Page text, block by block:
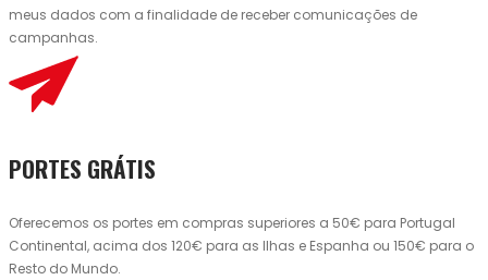
meus dados com a finalidade de receber comunicações de
campanhas.
PORTES GRÁTIS
Oferecemos os portes em compras superiores a 50€ para Portugal
Continental, acima dos 120€ para as Ilhas e Espanha ou 150€ para o
Resto do Mundo.